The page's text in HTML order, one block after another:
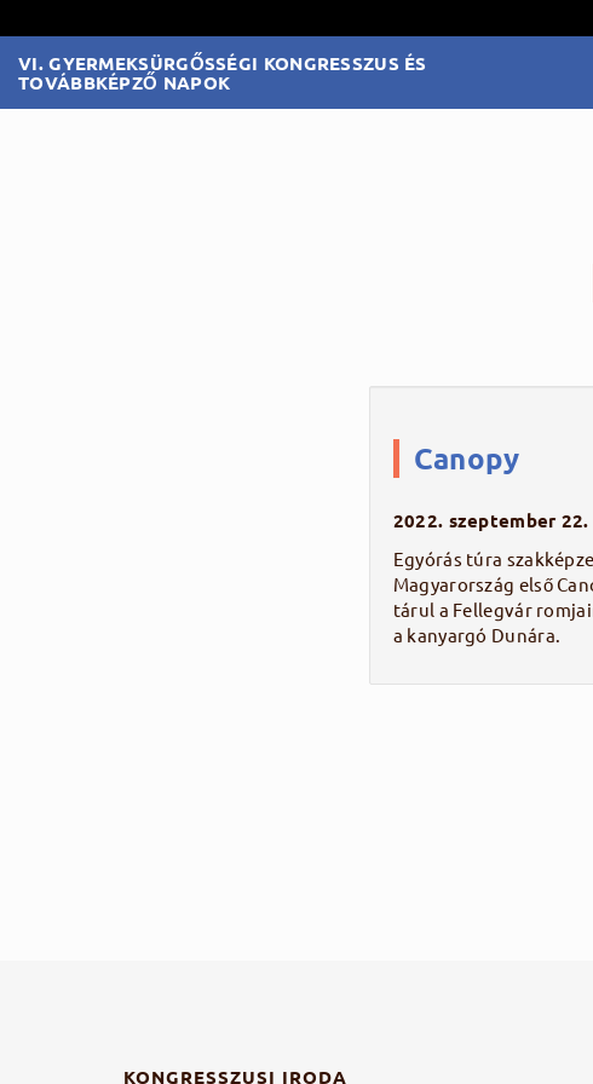
VI. GYERMEKSÜRGŐSSÉGI KONGRESSZUS ÉS
TOVÁBBKÉPZŐ NAPOK
Canopy
2022. szeptember
Egyórás túra
Magyarország első
tárul a Fellegvár
a kanyargó Dunára.
KONGRESSZUSI IRODA